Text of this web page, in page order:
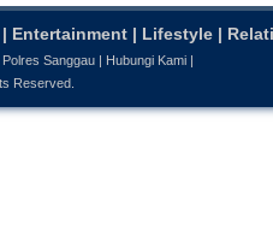
| Entertainment | Lifestyle |
Sanggau Hubungi Kami
Reserved.